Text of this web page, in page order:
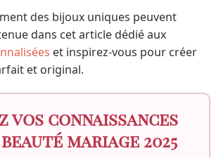
des bijoux uniques peuvent
dans cet article dédié aux
et inspirez-vous pour créer
et original.
vos connaissances
mariage 2025